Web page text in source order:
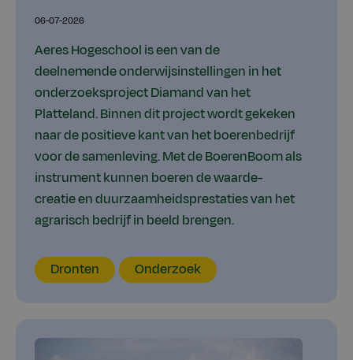
06-07-2026
Aeres Hogeschool is een van de
deelnemende onderwijsinstellingen in het
onderzoeksproject Diamand van het
Platteland. Binnen dit project wordt gekeken
naar de positieve kant van het boerenbedrijf
voor de samenleving. Met de BoerenBoom als
instrument kunnen boeren de waarde-
creatie en duurzaamheidsprestaties van het
agrarisch bedrijf in beeld brengen.
Locatie
Dronten Thema
Onderzoek